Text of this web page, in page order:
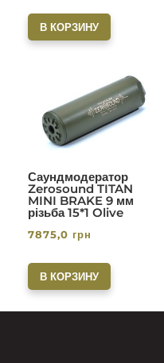
В КОРЗИНУ
Саундмодератор
Zerosound TITAN
MINI BRAKE 9 мм
різьба 15*1 Olive
7875,0 грн
В КОРЗИНУ